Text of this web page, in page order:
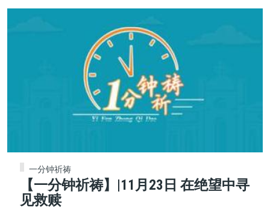
一分钟祈祷
【一分钟祈祷】|11月23日 在绝望中寻
见救赎